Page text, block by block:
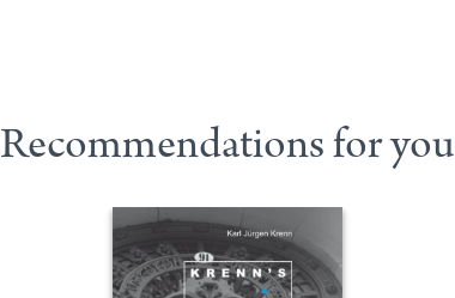
Recommendations for you